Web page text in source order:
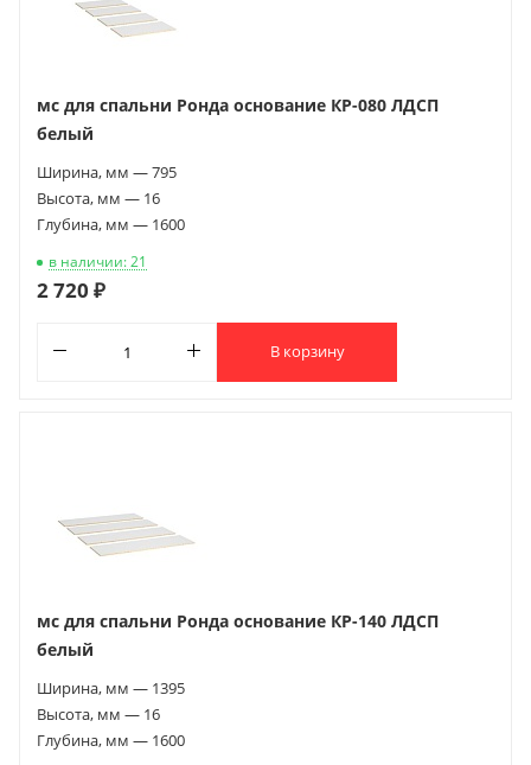
мс для спальни Ронда основание КР-080 ЛДСП
белый
Ширина, мм — 795
Высота, мм — 16
Глубина, мм — 1600
в наличии: 21
2 720 ₽
В корзину
мс для спальни Ронда основание КР-140 ЛДСП
белый
Ширина, мм — 1395
Высота, мм — 16
Глубина, мм — 1600